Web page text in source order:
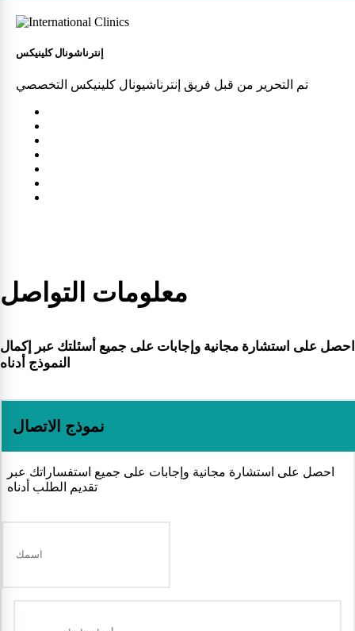
إنترناشونال كلينيكس
تم التحرير من قبل فريق إنترناشيونال كلينيكس التخصصي
معلومات التواصل
احصل على استشارة مجانية وإجابات على جميع أسئلتك عبر إكمال
النموذج أدناه
نموذج الاتصال
احصل على استشارة مجانية وإجابات على جميع استفساراتك عبر
تقديم الطلب أدناه